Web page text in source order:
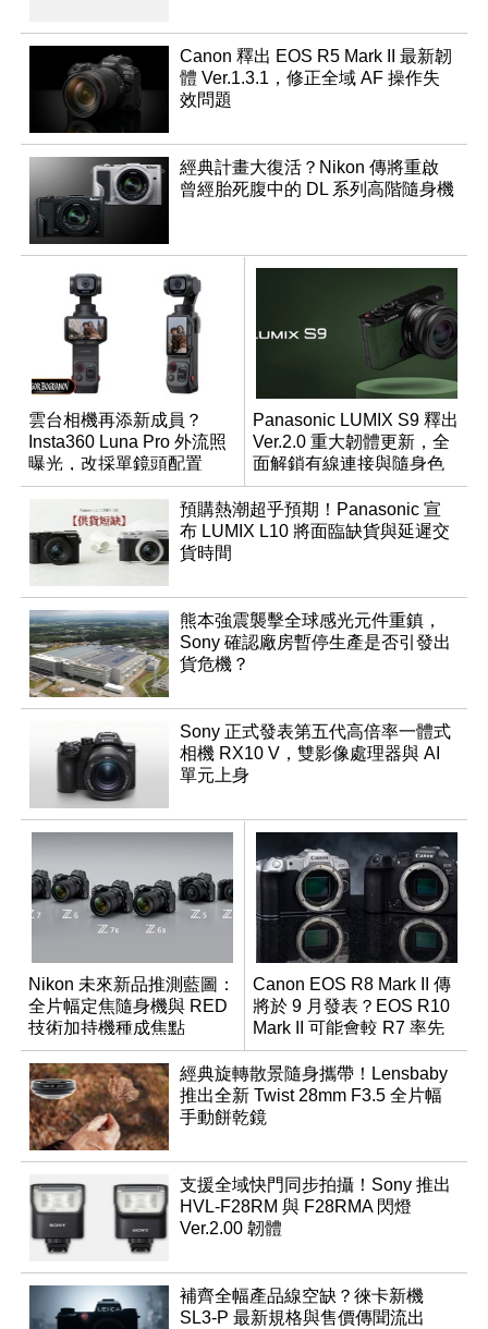
Canon 釋出 EOS R5 Mark II 最新韌
體 Ver.1.3.1，修正全域 AF 操作失
效問題
經典計畫大復活？Nikon 傳將重啟
曾經胎死腹中的 DL 系列高階隨身機
雲台相機再添新成員？
Insta360 Luna Pro 外流照
曝光，改採單鏡頭配置
Panasonic LUMIX S9 釋出
Ver.2.0 重大韌體更新，全
面解鎖有線連接與隨身色
調編輯
預購熱潮超乎預期！Panasonic 宣
布 LUMIX L10 將面臨缺貨與延遲交
貨時間
熊本強震襲擊全球感光元件重鎮，
Sony 確認廠房暫停生產是否引發出
貨危機？
Sony 正式發表第五代高倍率一體式
相機 RX10 V，雙影像處理器與 AI
單元上身
Nikon 未來新品推測藍圖：
全片幅定焦隨身機與 RED
技術加持機種成焦點
Canon EOS R8 Mark II 傳
將於 9 月發表？EOS R10
Mark II 可能會較 R7 率先
推出
經典旋轉散景隨身攜帶！Lensbaby
推出全新 Twist 28mm F3.5 全片幅
手動餅乾鏡
支援全域快門同步拍攝！Sony 推出
HVL-F28RM 與 F28RMA 閃燈
Ver.2.00 韌體
補齊全幅產品線空缺？徠卡新機
SL3-P 最新規格與售價傳聞流出